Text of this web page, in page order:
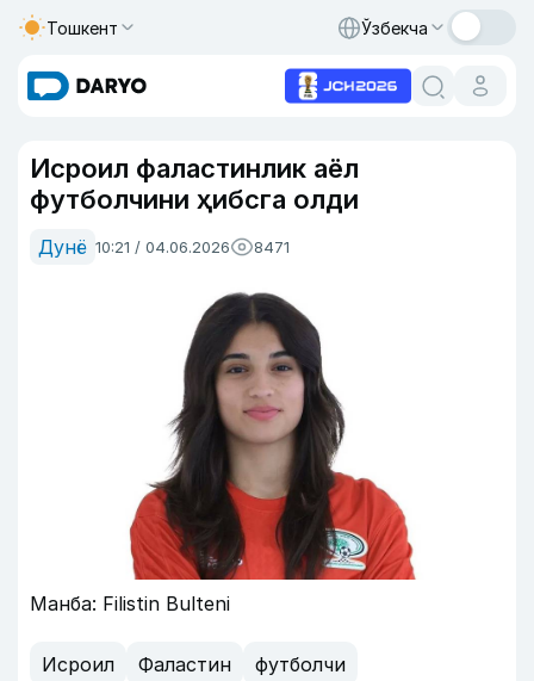
Тошкент Ўзбекча
Исроил фаластинлик аёл
футболчини ҳибсга олди
Дунё 10:21 / 04.06.2026 8471
Манба: Filistin Bulteni
Исроил Фаластин
футболчи